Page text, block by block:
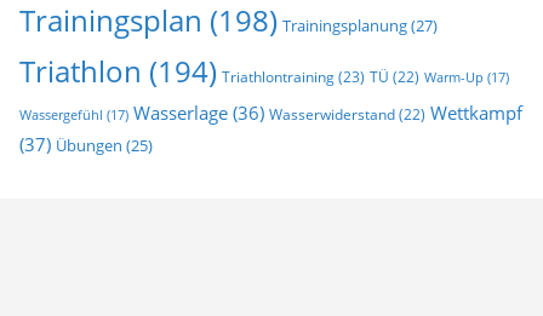
Trainingsplan (198) Trainingsplanung(27)
Triathlon (194) Triathlontraining(23) TÜ (22) Warm-Up (17)
Wassergefühl (17) Wasserlage (36) Wasserwiderstand(22) Wettkampf
(37) Übungen (25)